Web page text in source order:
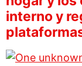
interno y